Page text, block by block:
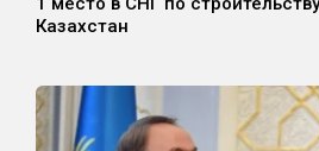
Казахстан